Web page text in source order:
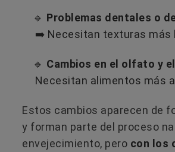
🔹 Problemas dentales o
➡️ Necesitan texturas más
🔹 Cambios en el olfato y
Necesitan alimentos más
Estos cambios aparecen de
y forman parte del proceso
envejecimiento, pero con los